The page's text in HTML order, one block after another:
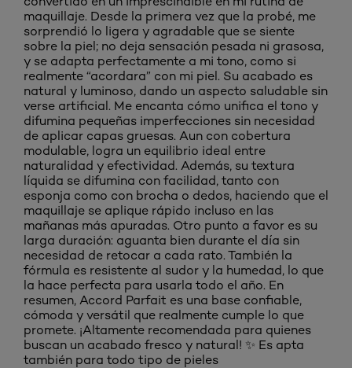
maquillaje. Desde la primera vez que la probé, me
sorprendió lo ligera y agradable que se siente
sobre la piel; no deja sensación pesada ni grasosa,
y se adapta perfectamente a mi tono, como si
realmente “acordara” con mi piel. Su acabado es
natural y luminoso, dando un aspecto saludable sin
verse artificial. Me encanta cómo unifica el tono y
difumina pequeñas imperfecciones sin necesidad
de aplicar capas gruesas. Aun con cobertura
modulable, logra un equilibrio ideal entre
naturalidad y efectividad. Además, su textura
líquida se difumina con facilidad, tanto con
esponja como con brocha o dedos, haciendo que el
maquillaje se aplique rápido incluso en las
mañanas más apuradas. Otro punto a favor es su
larga duración: aguanta bien durante el día sin
necesidad de retocar a cada rato. También la
fórmula es resistente al sudor y la humedad, lo que
la hace perfecta para usarla todo el año. En
resumen, Accord Parfait es una base confiable,
cómoda y versátil que realmente cumple lo que
promete. ¡Altamente recomendada para quienes
buscan un acabado fresco y natural! ✨ Es apta
también para todo tipo de pieles